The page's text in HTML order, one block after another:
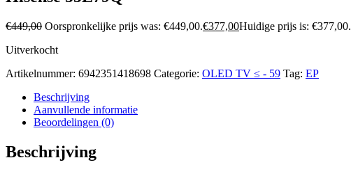
€449,00 Oorspronkelijke prijs was: €449,00.€377,00Huidige prijs is: €377,00.
Uitverkocht
Artikelnummer: 6942351418698 Categorie: OLED TV ≤ - 59 Tag: EP
Beschrijving
Aanvullende informatie
Beoordelingen (0)
Beschrijving